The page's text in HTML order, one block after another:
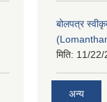
बोलपत्र
मिति: 11/22/
अन्य